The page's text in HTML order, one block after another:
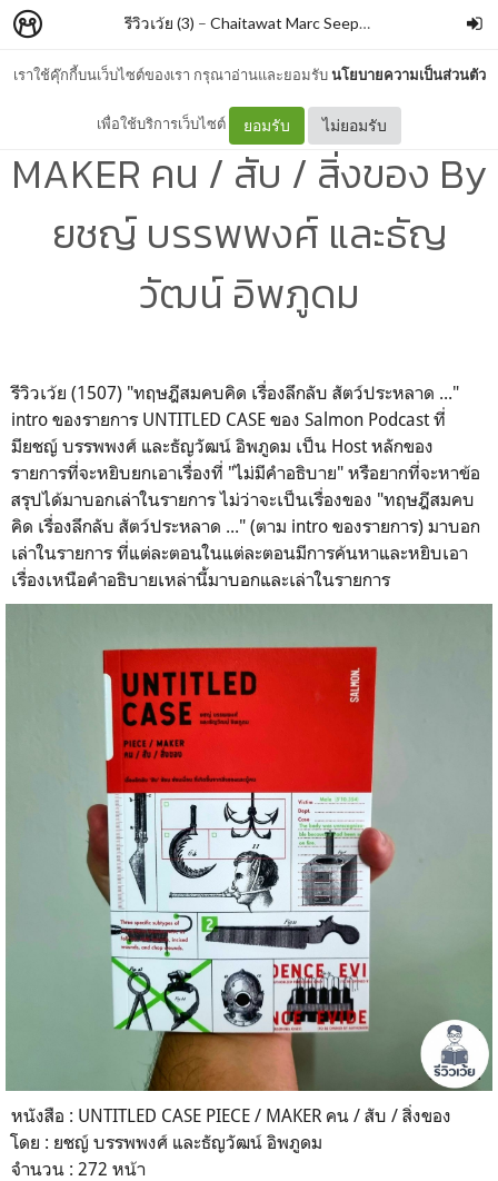
เราใช้คุ๊กกี้บนเว็บไซต์ของเรา กรุณาอ่านและยอมรับนโยบายความเป็นส่วนตัว
เพื่อใช้บริการเว็บไซต์ ยอมรับ ไม่ยอมรับ
รีวิวเว้ย (3) – Chaitawat Marc Seephongsai
UNTITLED CASE PIECE /
MAKER คน / สับ / สิ่งของ By
ยชญ์ บรรพพงศ์ และธัญ
วัฒน์ อิพภูดม
รีวิวเว้ย (1507) "ทฤษฎีสมคบคิด เรื่องลึกลับ สัตว์ประหลาด ..."
intro ของรายการ UNTITLED CASE ของ Salmon Podcast ที่
มียชญ์ บรรพพงศ์ และธัญวัฒน์ อิพภูดม เป็น Host หลักของ
รายการที่จะหยิบยกเอาเรื่องที่ "ไม่มีคำอธิบาย" หรือยากที่จะหาข้อ
สรุปได้มาบอกเล่าในรายการ ไม่ว่าจะเป็นเรื่องของ "ทฤษฎีสมคบ
คิด เรื่องลึกลับ สัตว์ประหลาด ..." (ตาม intro ของรายการ) มาบอก
เล่าในรายการ ที่แต่ละตอนในแต่ละตอนมีการค้นหาและหยิบเอา
เรื่องเหนือคำอธิบายเหล่านี้มาบอกและเล่าในรายการ
หนังสือ : UNTITLED CASE PIECE / MAKER คน / สับ / สิ่งของ
โดย : ยชญ์ บรรพพงศ์ และธัญวัฒน์ อิพภูดม
จำนวน : 272 หน้า